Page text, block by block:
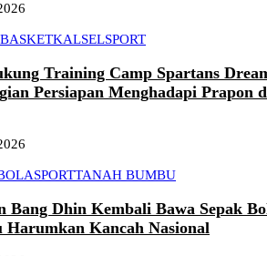
BASKETKALSELSPORT
Training Camp Spartans
Persiapan Menghadapi Prapon
SPORTTANAH BUMBU
Bang Dhin Kembali Bawa Sepak
Harumkan Kancah Nasional